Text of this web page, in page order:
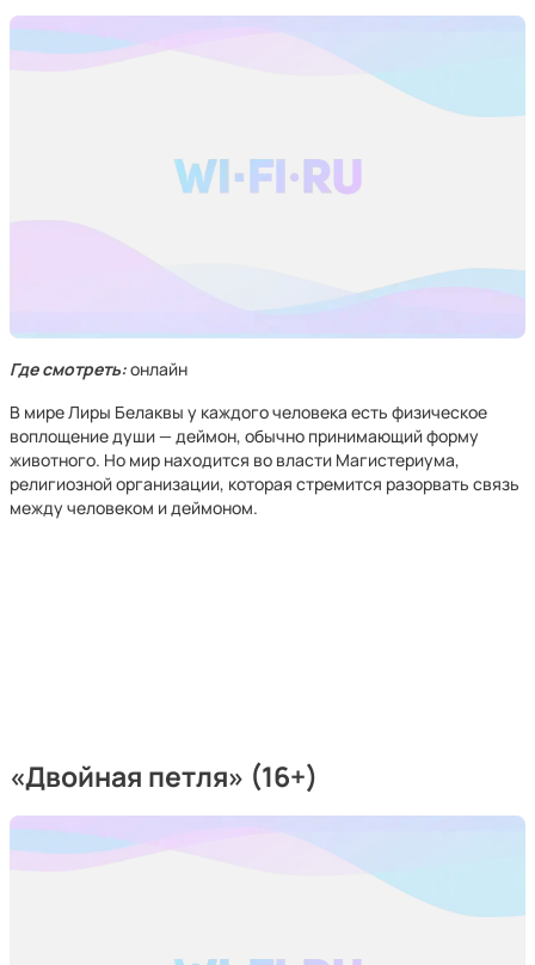
Где смотреть:онлайн
В мире Лиры Белаквы у каждого человека есть физическое
воплощение души — деймон, обычно принимающий форму
животного. Но мир находится во власти Магистериума,
религиозной организации, которая стремится разорвать связь
между человеком и деймоном.
«Двойная петля» (16+)